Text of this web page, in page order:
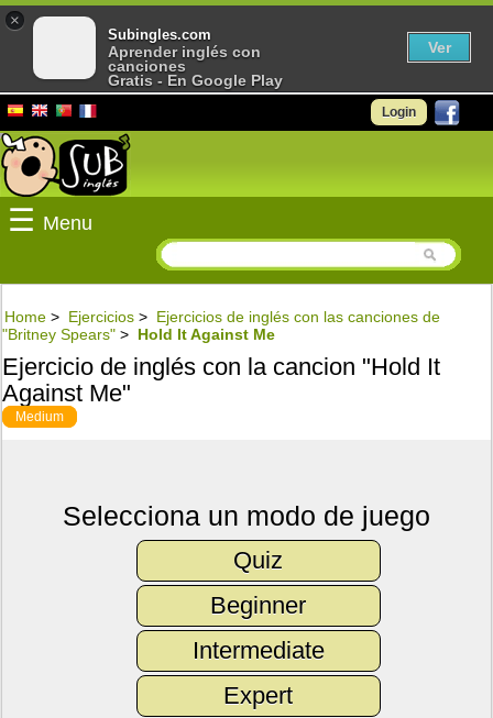
Login
☰ Menu
Home > Ejercicios > Ejercicios de inglés con las canciones de
"Britney Spears" > Hold It Against Me
Ejercicio de inglés con la cancion "Hold It
Against Me"
Medium
Selecciona un modo de juego
Quiz
Beginner
Intermediate
Expert
×
Subingles.com
Aprender inglés con
canciones
Gratis - En Google Play
Ver